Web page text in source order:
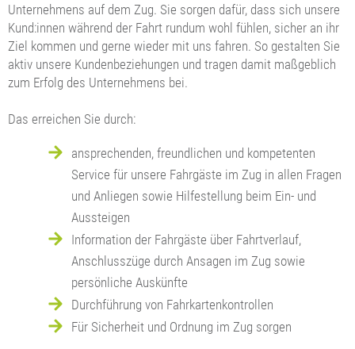
Unternehmens auf dem Zug. Sie sorgen dafür, dass sich unsere
Kund:innen während der Fahrt rundum wohl fühlen, sicher an ihr
Ziel kommen und gerne wieder mit uns fahren. So gestalten Sie
aktiv unsere Kundenbeziehungen und tragen damit maßgeblich
zum Erfolg des Unternehmens bei.
Das erreichen Sie durch:
ansprechenden, freundlichen und kompetenten
Service für unsere Fahrgäste im Zug in allen Fragen
und Anliegen sowie Hilfestellung beim Ein- und
Aussteigen
Information der Fahrgäste über Fahrtverlauf,
Anschlusszüge durch Ansagen im Zug sowie
persönliche Auskünfte
Durchführung von Fahrkartenkontrollen
Für Sicherheit und Ordnung im Zug sorgen